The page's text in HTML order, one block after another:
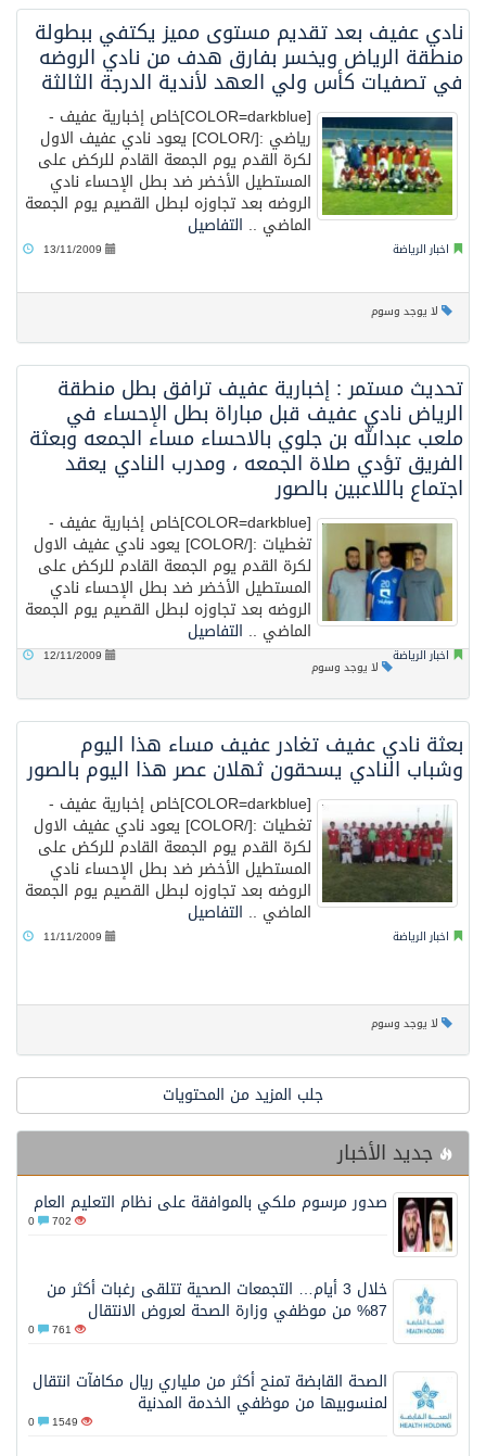
نادي عفيف بعد تقديم مستوى مميز يكتفي ببطولة
منطقة الرياض ويخسر بفارق هدف من نادي الروضه
في تصفيات كأس ولي العهد لأندية الدرجة الثالثة
[COLOR=darkblue]خاص إخبارية عفيف -
رياضي :[/COLOR] يعود نادي عفيف الاول
لكرة القدم يوم الجمعة القادم للركض على
المستطيل الأخضر ضد بطل الإحساء نادي
الروضه بعد تجاوزه لبطل القصيم يوم الجمعة
الماضي .. التفاصيل
اخبار الرياضة 13/11/2009
لا يوجد وسوم
تحديث مستمر : إخبارية عفيف ترافق بطل منطقة
الرياض نادي عفيف قبل مباراة بطل الإحساء في
ملعب عبدالله بن جلوي بالاحساء مساء الجمعه وبعثة
الفريق تؤدي صلاة الجمعه ، ومدرب النادي يعقد
اجتماع باللاعبين بالصور
[COLOR=darkblue]خاص إخبارية عفيف -
تغطيات :[/COLOR] يعود نادي عفيف الاول
لكرة القدم يوم الجمعة القادم للركض على
المستطيل الأخضر ضد بطل الإحساء نادي
الروضه بعد تجاوزه لبطل القصيم يوم الجمعة
الماضي .. التفاصيل
اخبار الرياضة 12/11/2009
لا يوجد وسوم
بعثة نادي عفيف تغادر عفيف مساء هذا اليوم
وشباب النادي يسحقون ثهلان عصر هذا اليوم بالصور
[COLOR=darkblue]خاص إخبارية عفيف -
تغطيات :[/COLOR] يعود نادي عفيف الاول
لكرة القدم يوم الجمعة القادم للركض على
المستطيل الأخضر ضد بطل الإحساء نادي
الروضه بعد تجاوزه لبطل القصيم يوم الجمعة
الماضي .. التفاصيل
اخبار الرياضة 11/11/2009
لا يوجد وسوم
جلب المزيد من المحتويات
جديد الأخبار
صدور مرسوم ملكي بالموافقة على نظام التعليم العام
702
خلال 3 أيام… التجمعات الصحية تتلقى رغبات أكثر من
87% من موظفي وزارة الصحة لعروض الانتقال
761
الصحة القابضة تمنح أكثر من ملياري ريال مكافآت انتقال
لمنسوبيها من موظفي الخدمة المدنية
1549